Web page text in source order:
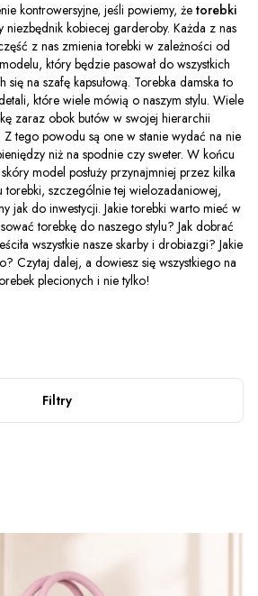
kontrowersyjne, jeśli powiemy, że torebki
kobiecej garderoby. Każda z nas
z nas zmienia torebki w zależności od
który będzie pasował do wszystkich
się na szafę kapsułową. Torebka damska to
które wiele mówią o naszym stylu. Wiele
zaraz obok butów w swojej hierarchii
tego powodu są one w stanie wydać na nie
niż na spodnie czy sweter. W końcu
model posłuży przynajmniej przez kilka
torebki, szczególnie tej wielozadaniowej,
jak do inwestycji. Jakie torebki warto mieć w
torebkę do naszego stylu? Jak dobrać
wszystkie nasze skarby i drobiazgi? Jakie
Czytaj dalej, a dowiesz się wszystkiego na
plecionych i nie tylko!
Filtry